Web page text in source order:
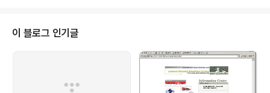
럼 유럽형 2세대 통신방식이라 할 수 있다. 물론 대다수의 국가가 GSM을 사용
하고, 미국과 우리나라를 비롯한 일부국가에서만 CD..
이 블로그 인기글